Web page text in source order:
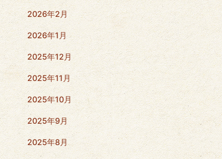
2026年2月
2026年1月
2025年12月
2025年11月
2025年10月
2025年9月
2025年8月